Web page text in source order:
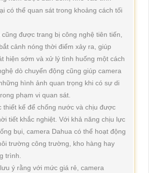
có thể quan sát trong khoảng cách tối
được trang bị công nghệ tiên tiến,
cảnh nóng thời điểm xảy ra, giúp
hiện sớm và xử lý tình huống một cách
dò chuyển động cũng giúp camera
hình ảnh quan trọng khi có sự di
phạm vi quan sát.
thiết kế để chống nước và chịu được
tiết khắc nghiệt. Với khả năng chịu lực
bụi, camera Dahua có thể hoạt động
trường công trường, kho hàng hay
trình.
ý rằng với mức giá rẻ, camera